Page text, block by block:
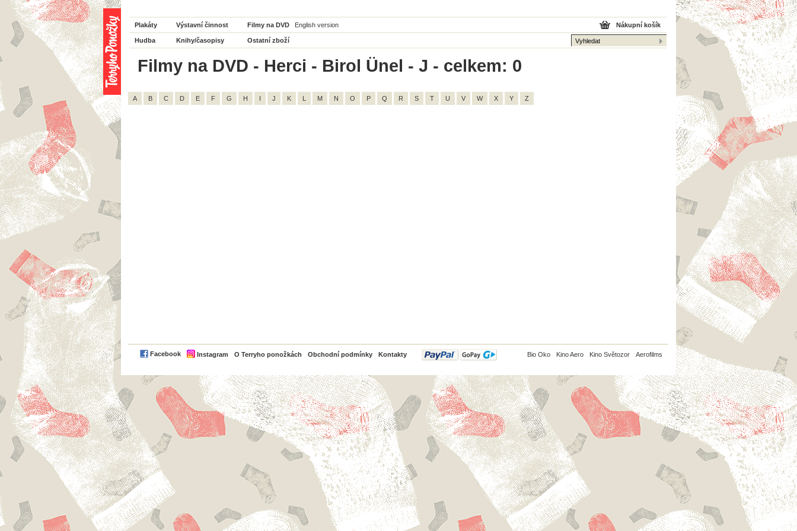
Plakáty Výstavní činnost Filmy na DVD English version
Hudba Knihy/časopisy Ostatní zboží
Nákupní košík
Filmy na DVD - Herci - Birol Ünel - J - celkem: 0
A B C D E F G H I J K L M N O P Q R S T U V W X Y Z
Facebook Instagram O Terryho ponožkách Obchodní podmínky Kontakty
PayPal Bio Oko Kino Aero Kino Světozor Aerofilms